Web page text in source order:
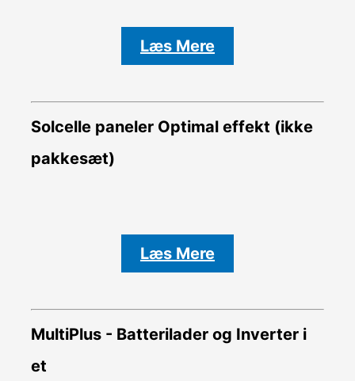
Læs Mere
Solcelle paneler Optimal effekt (ikke
pakkesæt)
Læs Mere
MultiPlus - Batterilader og Inverter i
et